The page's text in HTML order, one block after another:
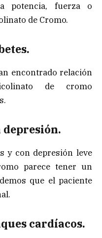
potencia, fuerza o
de Cromo.
encontrado relación
de cromo
y con depresión leve
parece tener un
que el paciente
cardíacos.